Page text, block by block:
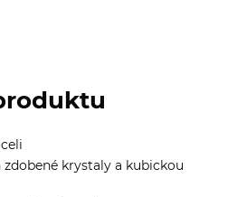
krystaly a kubickou